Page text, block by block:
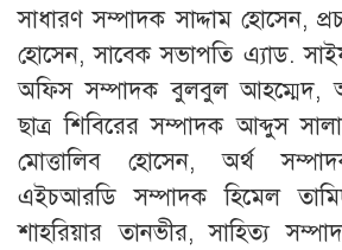
সাধারণ সম্পাদক সাদ্দাম হোসেন,
হোসেন, সাবেক সভাপতি এ্যাড.
অফিস সম্পাদক বুলবুল আহম্মেদ,
ছাত্র শিবিরের সম্পাদক আব্দুস
মোত্তালিব হোসেন, অর্থ
এইচআরডি সম্পাদক হিমেল
শাহরিয়ার তানভীর, সাহিত্য